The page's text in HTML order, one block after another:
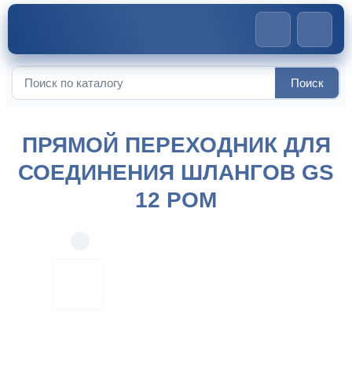
Искать:
Поиск
для соединения шлангов GS 12 POM
ПРЯМОЙ ПЕРЕХОДНИК ДЛЯ
СОЕДИНЕНИЯ ШЛАНГОВ GS
12 POM